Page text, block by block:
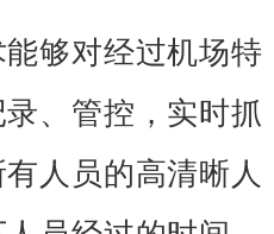
够对经过机场特
、管控，实时抓
人员的高清晰人